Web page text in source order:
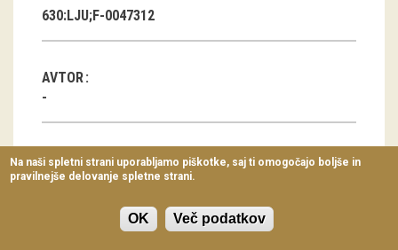
Koledar dogodkov
Predavanja
Delavnice
Vodeni ogledi
630:LJU;F-0047312
AVTOR
KLASIFIKACIJA
Na naši spletni strani uporabljamo piškotke, saj ti omogočajo boljše in
pravilnejše delovanje spletne strani.
OK Več podatkov